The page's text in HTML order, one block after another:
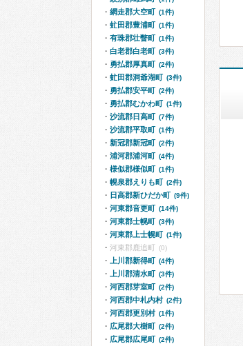
網走郡大空町 (1件)
虻田郡豊浦町 (1件)
有珠郡壮瞥町 (1件)
白老郡白老町 (3件)
勇払郡厚真町 (2件)
虻田郡洞爺湖町 (3件)
勇払郡安平町 (2件)
勇払郡むかわ町 (1件)
沙流郡日高町 (7件)
沙流郡平取町 (1件)
新冠郡新冠町 (2件)
浦河郡浦河町 (4件)
様似郡様似町 (1件)
幌泉郡えりも町 (2件)
日高郡新ひだか町 (9件)
河東郡音更町 (14件)
河東郡士幌町 (3件)
河東郡上士幌町 (1件)
河東郡鹿追町 (0)
上川郡新得町 (4件)
上川郡清水町 (3件)
河西郡芽室町 (2件)
河西郡中札内村 (2件)
河西郡更別村 (1件)
広尾郡大樹町 (2件)
広尾郡広尾町 (2件)